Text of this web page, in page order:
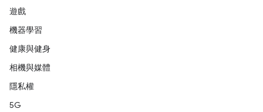
遊戲
機器學習
健康與健身
相機與媒體
隱私權
5G